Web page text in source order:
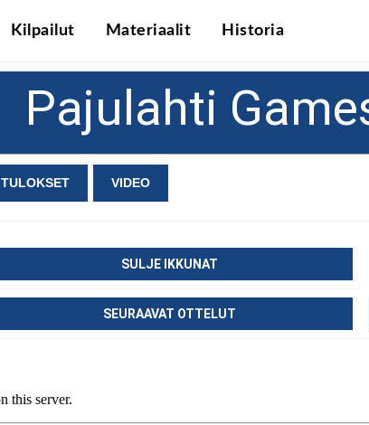
Kilpailut Materiaalit Historia
Pajulahti
TULOKSET VIDEO
SULJE IKKUNAT
SEURAAVAT OTTELUT